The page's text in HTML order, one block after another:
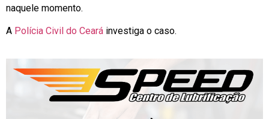
naquele momento.
A Polícia Civil do Ceará investiga o caso.